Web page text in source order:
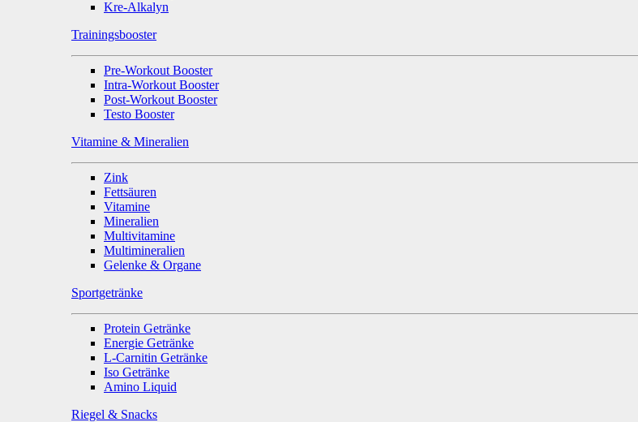
Kre-Alkalyn
Trainingsbooster
Pre-Workout Booster
Intra-Workout Booster
Post-Workout Booster
Testo Booster
Vitamine & Mineralien
Zink
Fettsäuren
Vitamine
Mineralien
Multivitamine
Multimineralien
Gelenke & Organe
Sportgetränke
Protein Getränke
Energie Getränke
L-Carnitin Getränke
Iso Getränke
Amino Liquid
Riegel & Snacks